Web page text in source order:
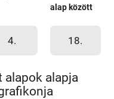
alap között
4. 18.
alapok alapja